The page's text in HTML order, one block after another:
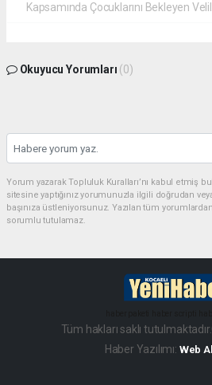
Kapsamında Çocuklarını Bekleyen
Okuyucu Yorumları (0)
Yorum yazarak Topluluk Kuralları’nı kabul etmiş
sitesine yaptığınız yorumunuzla ilgili doğrudan
başınıza üstleniyorsunuz. Yazılan tüm
sorumlu tutulamaz.
Tüm hakları saklı
Haber Yazılımı: Web